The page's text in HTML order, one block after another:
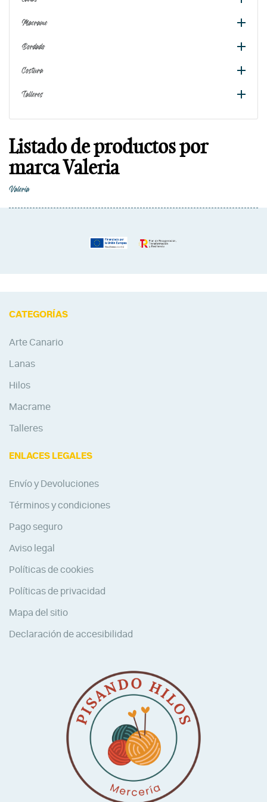
Macrame 
Bordado 
Costura 
Talleres 
Listado de productos por
marca Valeria
Valeria
CATEGORÍAS
Arte Canario
Lanas
Hilos
Macrame
Talleres
ENLACES LEGALES
Envío y Devoluciones
Términos y condiciones
Pago seguro
Aviso legal
Políticas de cookies
Políticas de privacidad
Mapa del sitio
Declaración de accesibilidad